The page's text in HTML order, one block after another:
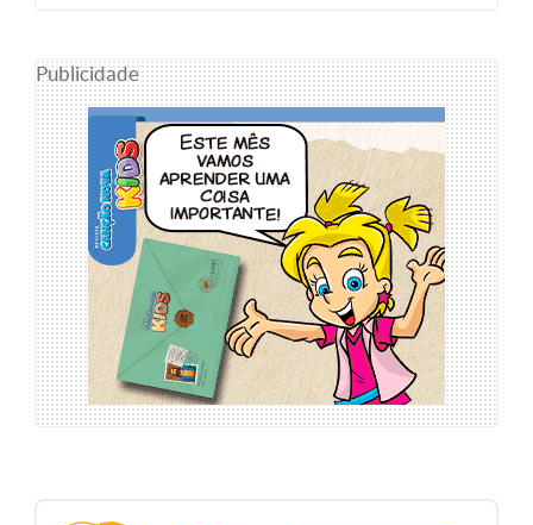
Publicidade